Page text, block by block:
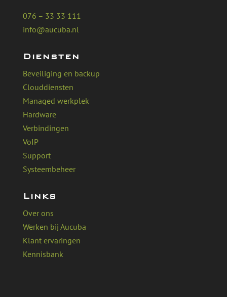
076 – 33 33 111
info@aucuba.nl
Diensten
Beveiliging en backup
Clouddiensten
Managed werkplek
Hardware
Verbindingen
VoIP
Support
Systeembeheer
Links
Over ons
Werken bij Aucuba
Klant ervaringen
Kennisbank